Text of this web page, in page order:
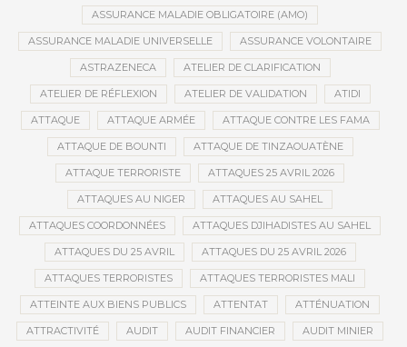
ASSURANCE MALADIE OBLIGATOIRE (AMO)
ASSURANCE MALADIE UNIVERSELLE ASSURANCE VOLONTAIRE
ASTRAZENECA ATELIER DE CLARIFICATION
ATELIER DE RÉFLEXION ATELIER DE VALIDATION ATIDI
ATTAQUE ATTAQUE ARMÉE ATTAQUE CONTRE LES FAMA
ATTAQUE DE BOUNTI ATTAQUE DE TINZAOUATÈNE
ATTAQUE TERRORISTE ATTAQUES 25 AVRIL 2026
ATTAQUES AU NIGER ATTAQUES AU SAHEL
ATTAQUES COORDONNÉES ATTAQUES DJIHADISTES AU SAHEL
ATTAQUES DU 25 AVRIL ATTAQUES DU 25 AVRIL 2026
ATTAQUES TERRORISTES ATTAQUES TERRORISTES MALI
ATTEINTE AUX BIENS PUBLICS ATTENTAT ATTÉNUATION
ATTRACTIVITÉ AUDIT AUDIT FINANCIER AUDIT MINIER